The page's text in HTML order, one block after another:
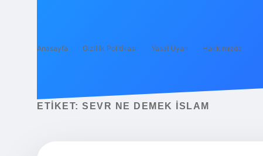
Anasayfa Gizlilik Politikası Yasal Uyarı Hakkımızda
ETIKET: SEVR NE DEMEK İSLAM